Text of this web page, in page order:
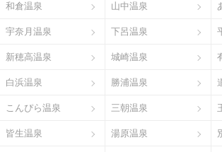
和倉温泉 山中温泉
宇奈月温泉 下呂温泉
新穂高温泉 城崎温泉
白浜温泉 勝浦温泉
こんぴら温泉 三朝温泉
皆生温泉 湯原温泉